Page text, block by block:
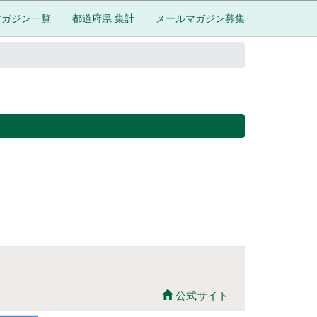
ジン一覧 都道府県 集計 メールマガジン募集
公式サイト